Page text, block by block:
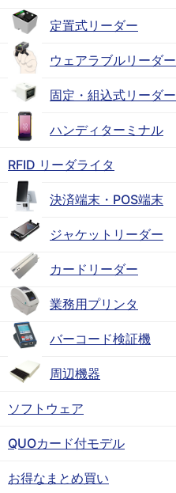
定置式リーダー
ウェアラブルリーダー
固定・組込式リーダー
ハンディターミナル
RFID リーダライタ
決済端末・POS端末
ジャケットリーダー
カードリーダー
業務用プリンタ
バーコード検証機
周辺機器
ソフトウェア
QUOカード付モデル
お得なまとめ買い